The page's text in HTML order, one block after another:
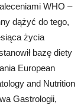
WHO –
dążyć do tego,
życia
bazę diety
European
and Nutrition
Gastrologii,